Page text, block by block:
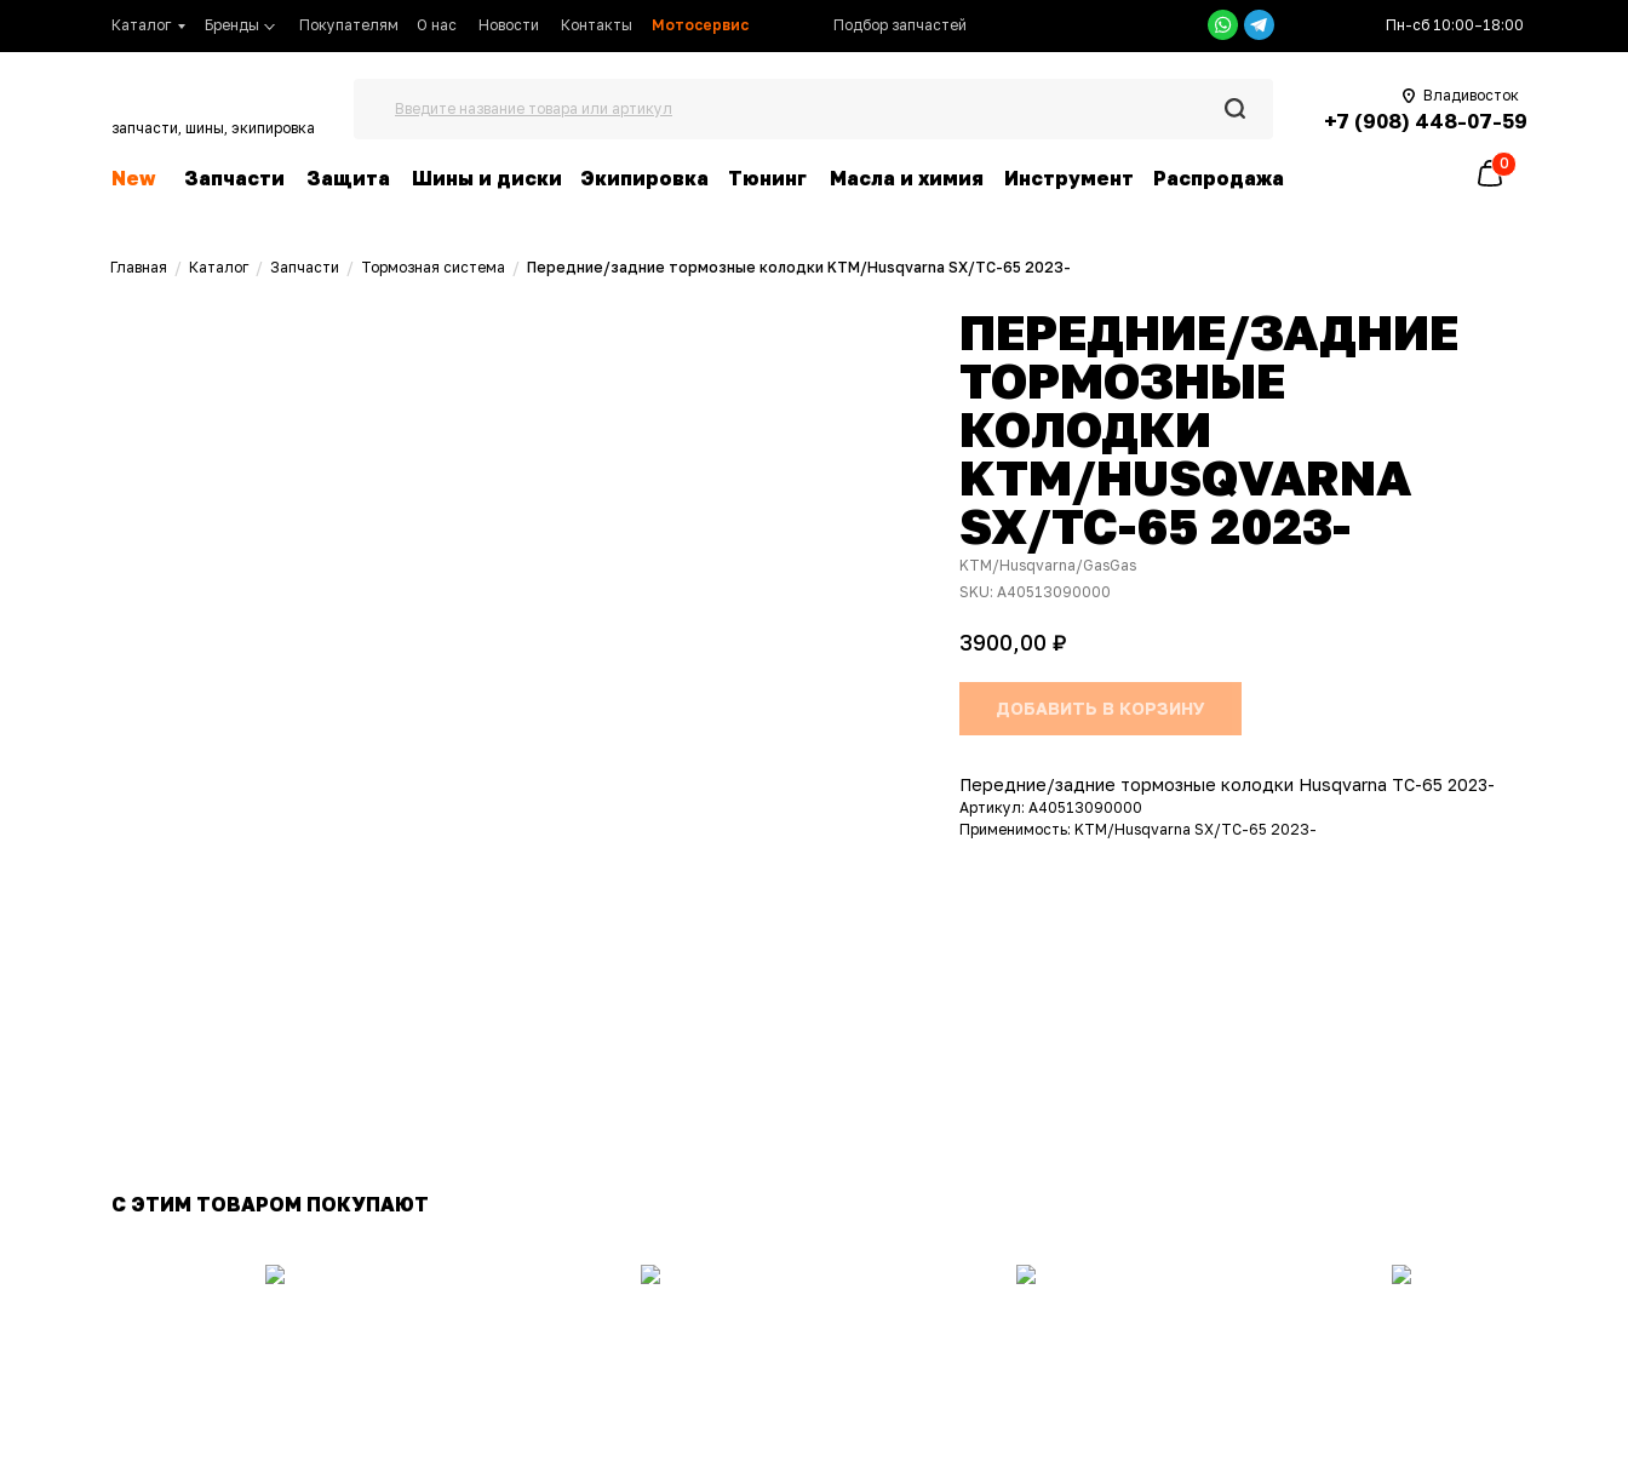
+7 (908) 448-07-59
0
Владивосток
Подбор запчастей Пн-сб 10:00–18:00
Каталог Контакты
Новости Мотосервис
Бренды Покупателям О нас
Введите название товара или артикул
Защита
Запчасти
New Масла и химия Инструмент Распродажа
Шины и диски Экипировка Тюнинг
запчасти, шины, экипировка
Главная / Каталог/ Запчасти / Тормозная система / Передние/задние тормозные колодки KTM/Husqvarna SX/TC-65 2023-
ПЕРЕДНИЕ/ЗАДНИЕ
ТОРМОЗНЫЕ
КОЛОДКИ
KTM/HUSQVARNA
SX/TC-65 2023-
KTM/Husqvarna/GasGas
SKU: A40513090000
3900,00 ₽
ДОБАВИТЬ В КОРЗИНУ
Передние/задние тормозные колодки Husqvarna TC-65 2023-
Артикул: A40513090000
Применимость: KTM/Husqvarna SX/TC-65 2023-
С ЭТИМ ТОВАРОМ ПОКУПАЮТ